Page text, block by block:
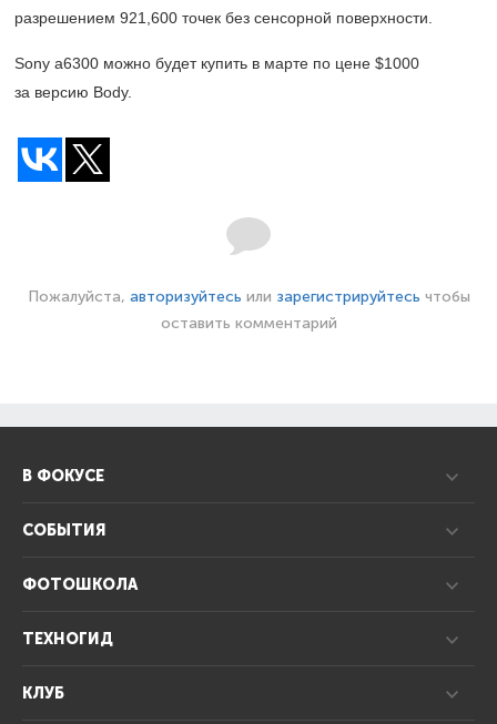
разрешением 921,600 точек без сенсорной поверхности.
Sony a6300 можно будет купить в марте по цене $1000
за версию Body.
Пожалуйста, авторизуйтесь или зарегистрируйтесь чтобы
оставить комментарий
В ФОКУСЕ
СОБЫТИЯ
ФОТОШКОЛА
ТЕХНОГИД
КЛУБ